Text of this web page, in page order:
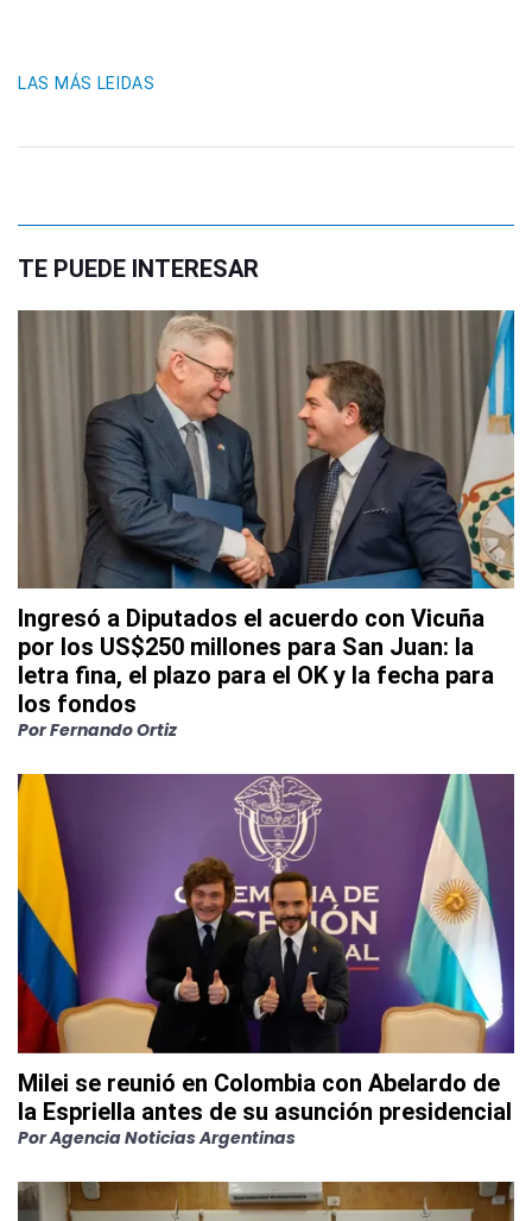
LAS MÁS LEIDAS
TE PUEDE INTERESAR
Ingresó a Diputados el acuerdo con Vicuña
por los US$250 millones para San Juan: la
letra fina, el plazo para el OK y la fecha para
los fondos
PorFernando Ortiz
Milei se reunió en Colombia con Abelardo de
la Espriella antes de su asunción presidencial
PorAgencia Noticias Argentinas